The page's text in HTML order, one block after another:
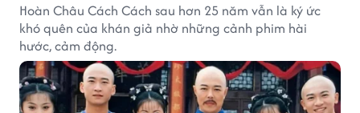
Hoàn Châu Cách Cách sau hơn 25 năm vẫn là ký ức
khó quên của khán giả nhờ những cảnh phim hài
hước, cảm động.